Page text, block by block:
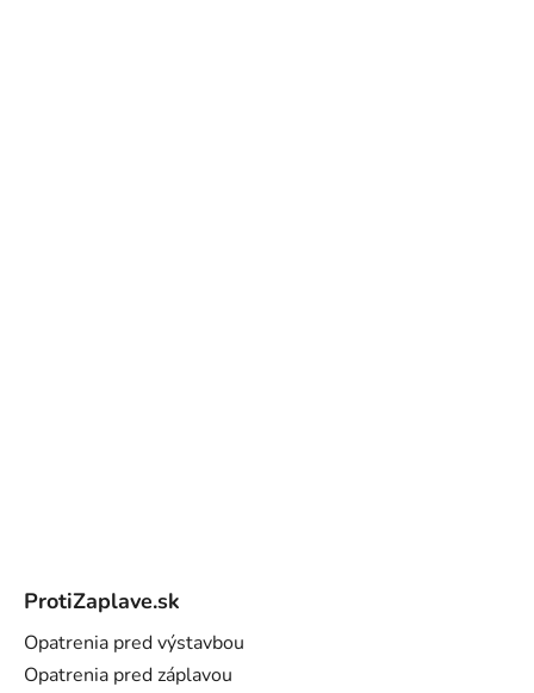
ProtiZaplave.sk
Opatrenia pred výstavbou
Opatrenia pred záplavou